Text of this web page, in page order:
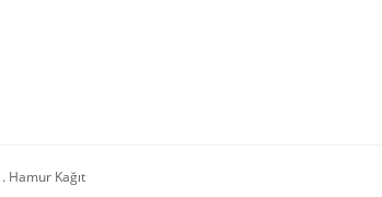
Hamur Kağıt